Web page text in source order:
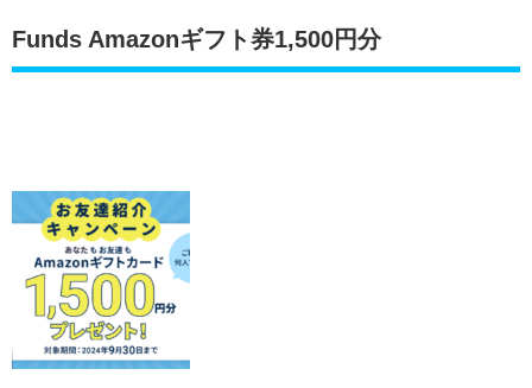
Funds Amazonギフト券1,500円分